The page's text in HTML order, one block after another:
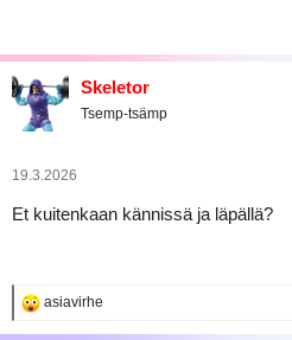
Skeletor
Tsemp-tsämp
19.3.2026
Et kuitenkaan kännissä ja läpällä?
R
asiavirhe